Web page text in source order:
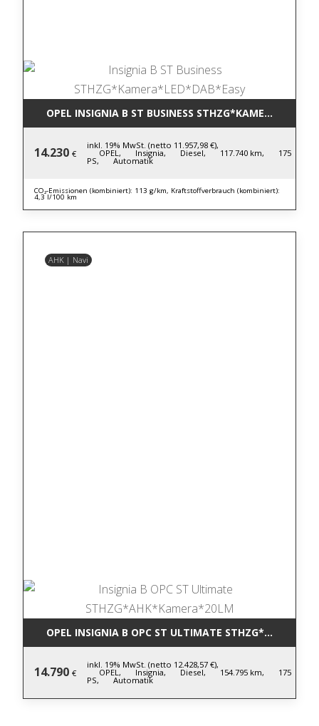
OPEL INSIGNIA B ST BUSINESS
14.230 €
inkl. 19% MwSt. (netto 11.957,98 €),
OPEL, Insignia, Diesel, 117.740 km, 175
PS, Automatik
CO₂-Emissionen (kombiniert): 113 g/km, Kraftstoffverbrauch (kombiniert):
4,3 l/100 km
AHK | Navi
OPEL INSIGNIA B OPC ST ULTIMATE
14.790 €
inkl. 19% MwSt. (netto 12.428,57 €),
OPEL, Insignia, Diesel, 154.795 km, 175
PS, Automatik